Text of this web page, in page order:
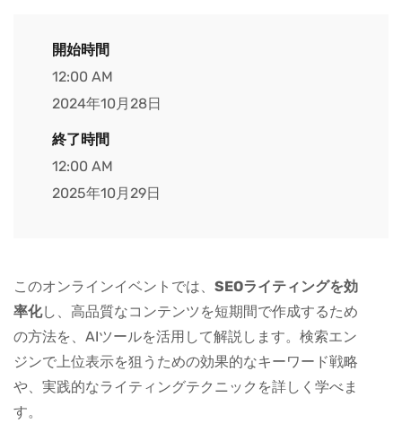
開始時間
12:00 AM
2024年10月28日
終了時間
12:00 AM
2025年10月29日
このオンラインイベントでは、 SEOライティングを効
率化し、高品質なコンテンツを短期間で作成するため
の方法を、AIツールを活用して解説します。検索エン
ジンで上位表示を狙うための効果的なキーワード戦略
や、実践的なライティングテクニックを詳しく学べま
す。